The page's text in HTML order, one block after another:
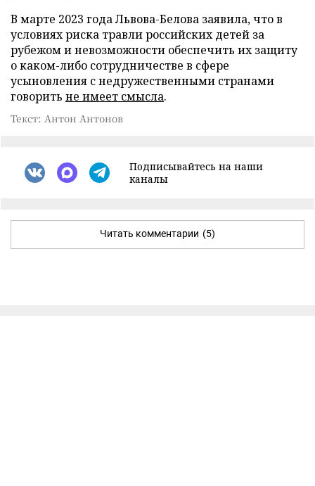
В марте 2023 года Львова-Белова заявила, что в
условиях риска травли российских детей за
рубежом и невозможности обеспечить их защиту
о каком-либо сотрудничестве в сфере
усыновления с недружественными странами
говорить не имеет смысла.
Текст: Антон Антонов
Подписывайтесь на наши
каналы
Читать комментарии (5)